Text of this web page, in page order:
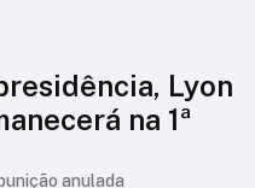
Lyon
na 1ª
anulada